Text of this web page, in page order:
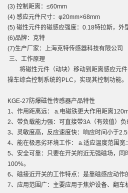
(3) 控制距离：≤60mm
(4) 感应元件尺寸：φ20mm×68mm
(5) 磁性元件的磁感应强度：0.18特拉斯，外
(6)品牌：克特
(7)生产厂家：上海克特传感器科技有限公司
三、工作原理
将磁性元件（动块）移动到距离感应元件
操车综合控制系统的PLC，实现其控制功能。
KGE-27防爆磁性传感器产品特性
1、作用距离远： a.电磁铁更大作用距离
2、带负载能力强：可直接带3A（有效值）
3、灵敏度高，反应速度快：响应时间小于
4、能在极恶劣环境工作： a.适应温度范围
5、安全可靠：只要在开关附近无强磁场，
100%。
6、磁接近开关的工作特点：是靠磁感应动作
7、应用范围广：主要应用于焦炉设备、翻车